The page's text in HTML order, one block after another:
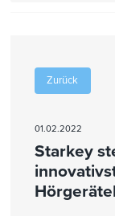
Zurück
01.02.2022
Starkey